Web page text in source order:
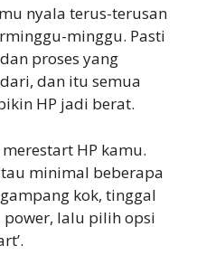
nyala terus-terusan
minggu. Pasti
proses yang
dan itu semua
HP jadi berat.
HP kamu.
minimal beberapa
kok, tinggal
lalu pilih opsi